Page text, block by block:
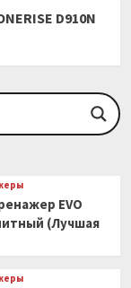
D910N
Orion
EVO
(Лучшая